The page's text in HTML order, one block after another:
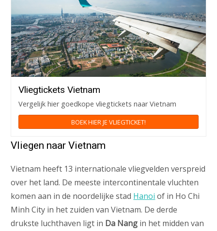
Vliegtickets Vietnam
Vergelijk hier goedkope vliegtickets naar Vietnam
BOEK HIER JE VLIEGTICKET!
Vliegen naar Vietnam
Vietnam heeft 13 internationale vliegvelden verspreid
over het land. De meeste intercontinentale vluchten
komen aan in de noordelijke stad Hanoi of in Ho Chi
Minh City in het zuiden van Vietnam. De derde
drukste luchthaven ligt in Da Nang in het midden van